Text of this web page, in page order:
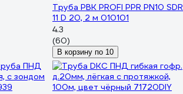
Труба РВК PROFI PPR PN10 SDR
11 D 20, 2 м 010101
4.3
(60)
В корзину по 10